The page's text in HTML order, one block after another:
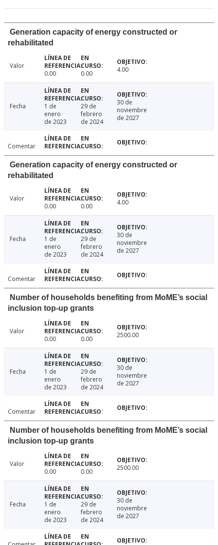
Generation capacity of energy constructed or
rehabilitated
Valor
0.00
0.00 4.00
Fecha
1 de
enero
de 2023
29 de
febrero
de 2024
30 de
noviembre
de 2027
Comentar
Generation capacity of energy constructed or
rehabilitated
Valor
0.00
0.00 4.00
Fecha
1 de
enero
de 2023
29 de
febrero
de 2024
30 de
noviembre
de 2027
Comentar
Number of households benefiting from MoME’s social
inclusion top-up grants
Valor
0.00
0.00 2500.00
Fecha
1 de
enero
de 2023
29 de
febrero
de 2024
30 de
noviembre
de 2027
Comentar
Number of households benefiting from MoME’s social
inclusion top-up grants
Valor
0.00
0.00 2500.00
Fecha
1 de
enero
de 2023
29 de
febrero
de 2024
30 de
noviembre
de 2027